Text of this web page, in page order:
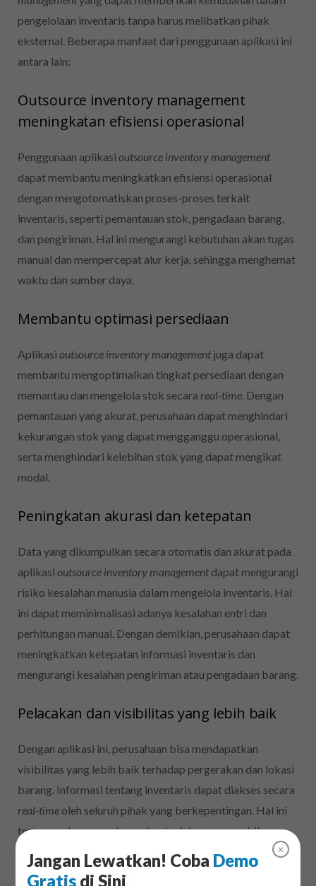
✕
Jangan Lewatkan! Coba Demo
Gratis di Sini
pengelolaan inventaris tanpa harus melibatkan pihak
eksternal. Beberapa manfaat dari penggunaan aplikasi ini
antara lain:
Outsource inventory management
meningkatan efisiensi operasional
Penggunaan aplikasi outsource inventory management
dapat membantu meningkatkan efisiensi operasional
dengan mengotomatiskan proses-proses terkait
inventaris, seperti pemantauan stok, pengadaan barang,
dan pengiriman. Hal ini mengurangi kebutuhan akan tugas
manual dan mempercepat alur kerja, sehingga menghemat
waktu dan sumber daya.
Membantu optimasi persediaan
Aplikasi outsource inventory managementjuga dapat
membantu mengoptimalkan tingkat persediaan dengan
memantau dan mengelola stok secara real-time. Dengan
pemantauan yang akurat, perusahaan dapat menghindari
kekurangan stok yang dapat mengganggu operasional,
serta menghindari kelebihan stok yang dapat mengikat
modal.
Peningkatan akurasi dan ketepatan
Data yang dikumpulkan secara otomatis dan akurat pada
aplikasi outsource inventory managementdapat mengurangi
risiko kesalahan manusia dalam mengelola inventaris. Hal
ini dapat meminimalisasi adanya kesalahan entri dan
perhitungan manual. Dengan demikian, perusahaan dapat
meningkatkan ketepatan informasi inventaris dan
mengurangi kesalahan pengiriman atau pengadaan barang.
Pelacakan dan visibilitas yang lebih baik
Dengan aplikasi ini, perusahaan bisa mendapatkan
visibilitas yang lebih baik terhadap pergerakan dan lokasi
barang. Informasi tentang inventaris dapat diakses secara
real-time oleh seluruh pihak yang berkepentingan. Hal ini
tentunya akan sangat membantu dalam pengambilan
keputusan yang lebih baik dan memfasilitasi koordinasi
yang efisien.